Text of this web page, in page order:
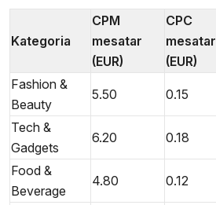
Kategoria
CPM
mesatar
(EUR)
CPC
mesatar
(EUR)
Fashion &
Beauty
5.50 0.15
Tech &
Gadgets
6.20 0.18
Food &
Beverage
4.80 0.12